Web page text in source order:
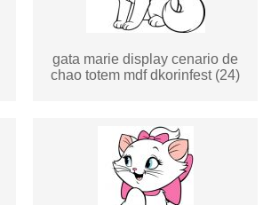
gata marie display cenario de
chao totem mdf dkorinfest (24)